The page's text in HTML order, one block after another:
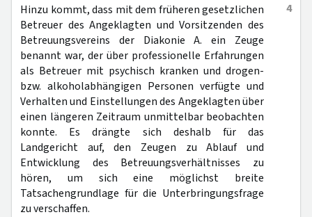
4
Hinzu kommt, dass mit dem früheren gesetzlichen
Betreuer des Angeklagten und Vorsitzenden des
Betreuungsvereins der Diakonie A. ein Zeuge
benannt war, der über professionelle Erfahrungen
als Betreuer mit psychisch kranken und drogen-
bzw. alkoholabhängigen Personen verfügte und
Verhalten und Einstellungen des Angeklagten über
einen längeren Zeitraum unmittelbar beobachten
konnte. Es drängte sich deshalb für das
Landgericht auf, den Zeugen zu Ablauf und
Entwicklung des Betreuungsverhältnisses zu
hören, um sich eine möglichst breite
Tatsachengrundlage für die Unterbringungsfrage
zu verschaffen.